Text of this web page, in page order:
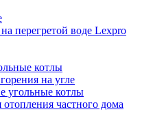
перегретой воде Lexpro
котлы
на угле
угольные котлы
частного дома